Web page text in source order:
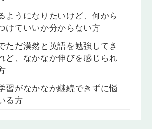
疑問文（現在形）
か」「いつ～ですか」のように、
をたずねることができるようになり
動詞の疑問文（現在形）
ようになりたいけど、何から
けていいか分からない方
ただ漠然と英語を勉強してき
ど、なかなか伸びを感じられ
習がなかなか継続できずに悩
る方